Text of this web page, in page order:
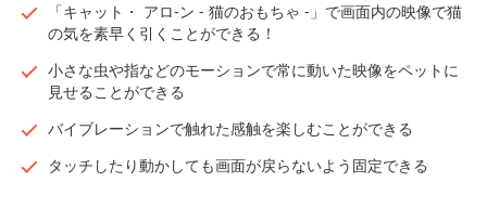
「キャット・ アロ-ン - 猫のおもちゃ -」で画面内の映像で猫
の気を素早く引くことができる！
小さな虫や指などのモーションで常に動いた映像をペットに
見せることができる
バイブレーションで触れた感触を楽しむことができる
タッチしたり動かしても画面が戻らないよう固定できる